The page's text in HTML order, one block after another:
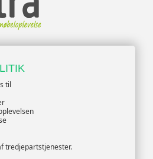
til
tredjepartstjenester.